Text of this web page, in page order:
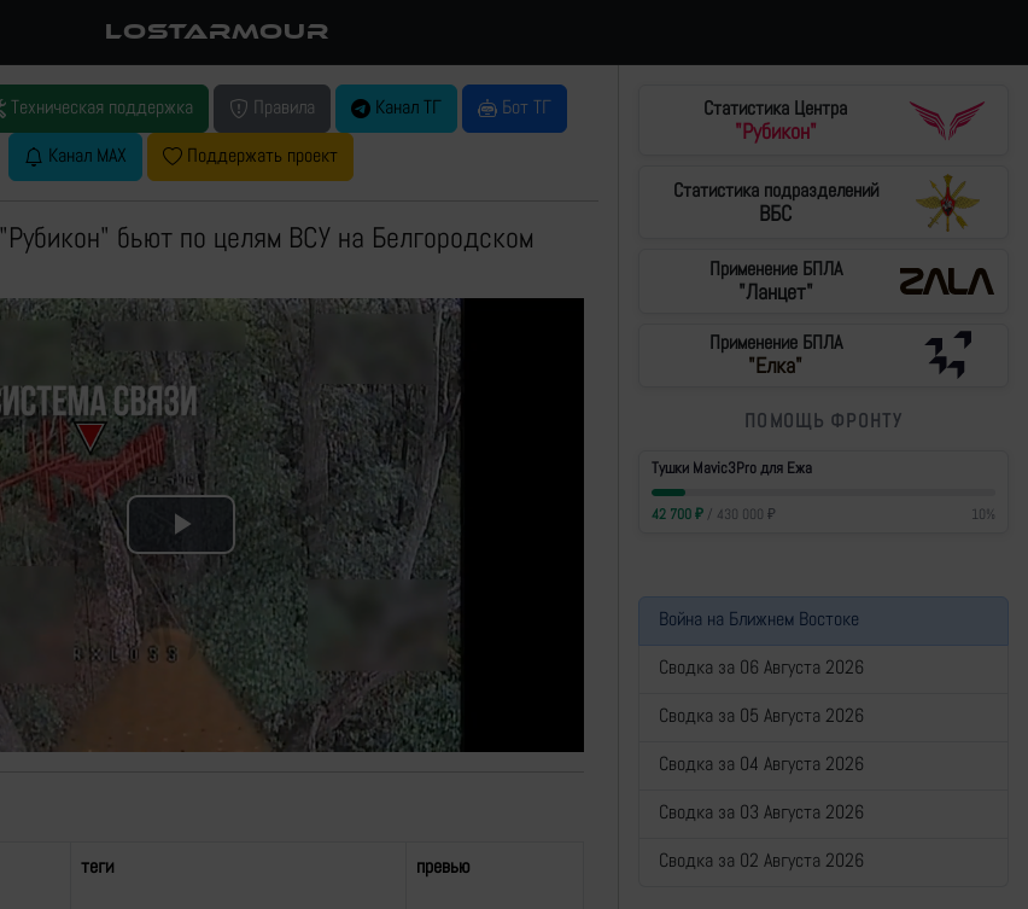
LOSTARMOUR
Техническая поддержка Правила Канал ТГ
Бот ТГ
Канал MAX
Поддержать проект
бьют по целям ВСУ на Белгородском
Play
Video
теги превью
Статистика Центра
"Рубикон"
Статистика подразделений
ВБС
Применение БПЛА
"Ланцет"
Применение БПЛА
"Елка"
ПОМОЩЬ ФРОНТУ
Тушки Mavic3Pro для Ежа
42 700₽/ 430 000 ₽ 10%
Война на Ближнем Востоке
Сводка за 06 Августа 2026
Сводка за 05 Августа 2026
Сводка за 04 Августа 2026
Сводка за 03 Августа 2026
Сводка за 02 Августа 2026